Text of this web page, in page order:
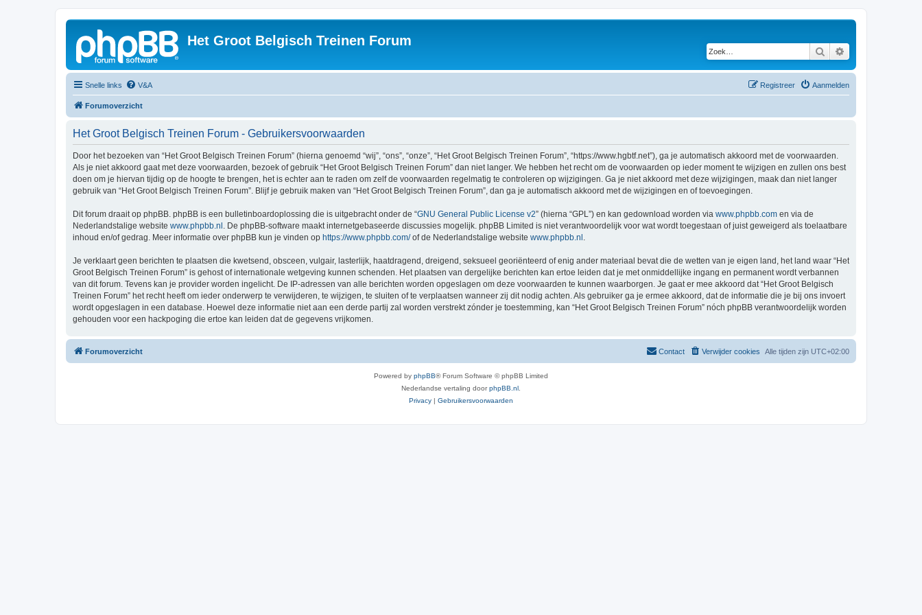
Het Groot Belgisch Treinen Forum
Zoek
Snelle links V&A Aanmelden
Registreer
Forumoverzicht
Het Groot Belgisch Treinen Forum - Gebruikersvoorwaarden
Door het bezoeken van “Het Groot Belgisch Treinen Forum” (hierna genoemd “wij”, “ons”, “onze”, “Het Groot Belgisch Treinen Forum”, “https://www.hgbtf.net”), ga je automatisch akkoord met de voorwaarden.
Als je niet akkoord gaat met deze voorwaarden, bezoek of gebruik “Het Groot Belgisch Treinen Forum” dan niet langer. We hebben het recht om de voorwaarden op ieder moment te wijzigen en zullen ons best
doen om je hiervan tijdig op de hoogte te brengen, het is echter aan te raden om zelf de voorwaarden regelmatig te controleren op wijzigingen. Ga je niet akkoord met deze wijzigingen, maak dan niet langer
gebruik van “Het Groot Belgisch Treinen Forum”. Blijf je gebruik maken van “Het Groot Belgisch Treinen Forum”, dan ga je automatisch akkoord met de wijzigingen en of toevoegingen.
Dit forum draait op phpBB. phpBB is een bulletinboardoplossing die is uitgebracht onder de “GNU General Public License v2” (hierna “GPL”) en kan gedownload worden via www.phpbb.com en via de
Nederlandstalige website www.phpbb.nl . De phpBB-software maakt internetgebaseerde discussies mogelijk. phpBB Limited is niet verantwoordelijk voor wat wordt toegestaan of juist geweigerd als toelaatbare
inhoud en/of gedrag. Meer informatie over phpBB kun je vinden op https://www.phpbb.com/of de Nederlandstalige website www.phpbb.nl .
Je verklaart geen berichten te plaatsen die kwetsend, obsceen, vulgair, lasterlijk, haatdragend, dreigend, seksueel georiënteerd of enig ander materiaal bevat die de wetten van je eigen land, het land waar “Het
Groot Belgisch Treinen Forum” is gehost of internationale wetgeving kunnen schenden. Het plaatsen van dergelijke berichten kan ertoe leiden dat je met onmiddellijke ingang en permanent wordt verbannen
van dit forum. Tevens kan je provider worden ingelicht. De IP-adressen van alle berichten worden opgeslagen om deze voorwaarden te kunnen waarborgen. Je gaat er mee akkoord dat “Het Groot Belgisch
Treinen Forum” het recht heeft om ieder onderwerp te verwijderen, te wijzigen, te sluiten of te verplaatsen wanneer zij dit nodig achten. Als gebruiker ga je ermee akkoord, dat de informatie die je bij ons invoert
wordt opgeslagen in een database. Hoewel deze informatie niet aan een derde partij zal worden verstrekt zónder je toestemming, kan “Het Groot Belgisch Treinen Forum” nóch phpBB verantwoordelijk worden
gehouden voor een hackpoging die ertoe kan leiden dat de gegevens vrijkomen.
Forumoverzicht Alle tijden zijn UTC+02:00
Verwijder cookies
Contact
Powered by phpBB® Forum Software © phpBB Limited
Nederlandse vertaling doorphpBB.nl
Privacy | Gebruikersvoorwaarden